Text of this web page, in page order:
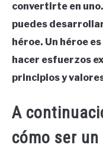
convertirte en
puedes
héroe. Un héroe
hacer esfuerzos
principios y
A
cómo ser un